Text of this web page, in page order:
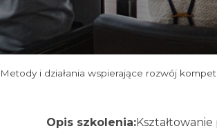
Metody i działania wspierające rozwój
Opis szkolenia: